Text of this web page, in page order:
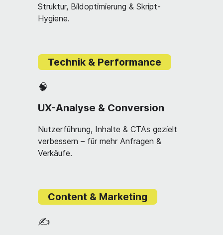
Struktur, Bildoptimierung & Skript-
Hygiene.
Technik & Performance
🧠
Nutzerführung, Inhalte & CTAs gezielt
verbessern – für mehr Anfragen &
Verkäufe.
UX-Analyse & Conversion
Content & Marketing
✍️